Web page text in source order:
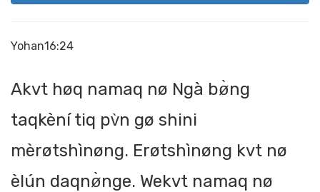
Yohan16:24
Akvt høq namaq nø Ngà bø̀ng
taqkèní tiq pv̀n gø shini
mèrøtshìnøng. Erøtshìnøng kvt nø
èlún daqnø̀nge. Wekvt namaq nø